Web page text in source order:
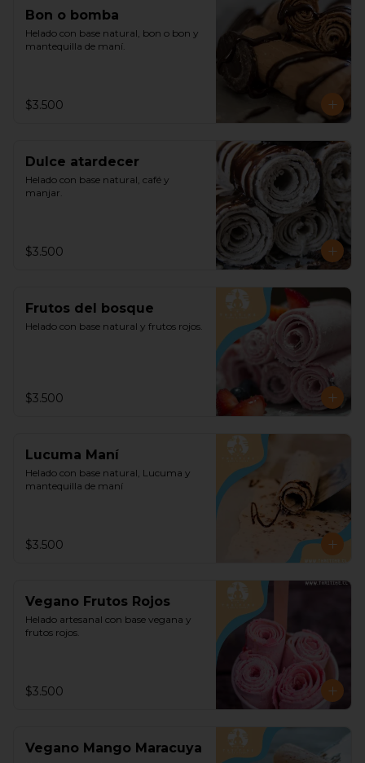
Bon o bomba
Helado con base natural, bon o bon y
mantequilla de maní.
$3.500
Dulce atardecer
Helado con base natural, café y
manjar.
$3.500
Frutos del bosque
Helado con base natural y frutos rojos.
$3.500
Lucuma Maní
Helado con base natural, Lucuma y
mantequilla de maní
$3.500
Vegano Frutos Rojos
Helado artesanal con base vegana y
frutos rojos.
$3.500
Vegano Mango Maracuya